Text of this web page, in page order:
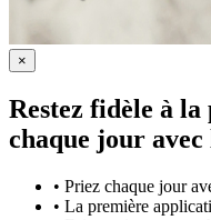
×
Restez fidèle à
chaque jour avec
• Priez chaque jour
• La première